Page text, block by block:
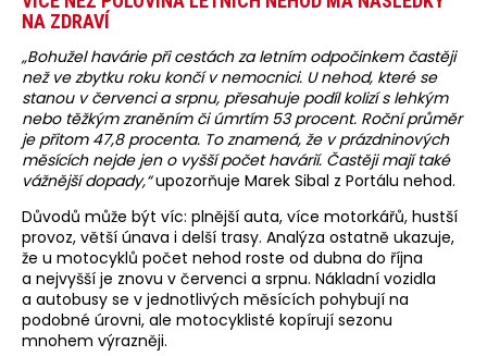
NA ZDRAVÍ
„Bohužel havárie při cestách za letním odpočinkem častěji
než ve zbytku roku končí v nemocnici. U nehod, které se
stanou v červenci a srpnu, přesahuje podíl kolizí s lehkým
nebo těžkým zraněním či úmrtím 53 procent. Roční průměr
je přitom 47,8 procenta. To znamená, že v prázdninových
měsících nejde jen o vyšší počet havárií. Častěji mají také
vážnější dopady,“upozorňuje Marek Sibal z Portálu nehod.
Důvodů může být víc: plnější auta, více motorkářů, hustší
provoz, větší únava i delší trasy. Analýza ostatně ukazuje,
že u motocyklů počet nehod roste od dubna do října
a nejvyšší je znovu v červenci a srpnu. Nákladní vozidla
a autobusy se v jednotlivých měsících pohybují na
podobné úrovni, ale motocyklisté kopírují sezonu
mnohem výrazněji.